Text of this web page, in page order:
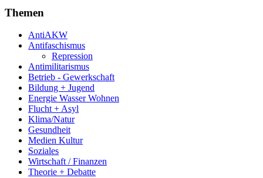
Themen
AntiAKW
Antifaschismus
Repression
Antimilitarismus
Betrieb - Gewerkschaft
Bildung + Jugend
Energie Wasser Wohnen
Flucht + Asyl
Klima/Natur
Gesundheit
Medien Kultur
Soziales
Wirtschaft / Finanzen
Theorie + Debatte